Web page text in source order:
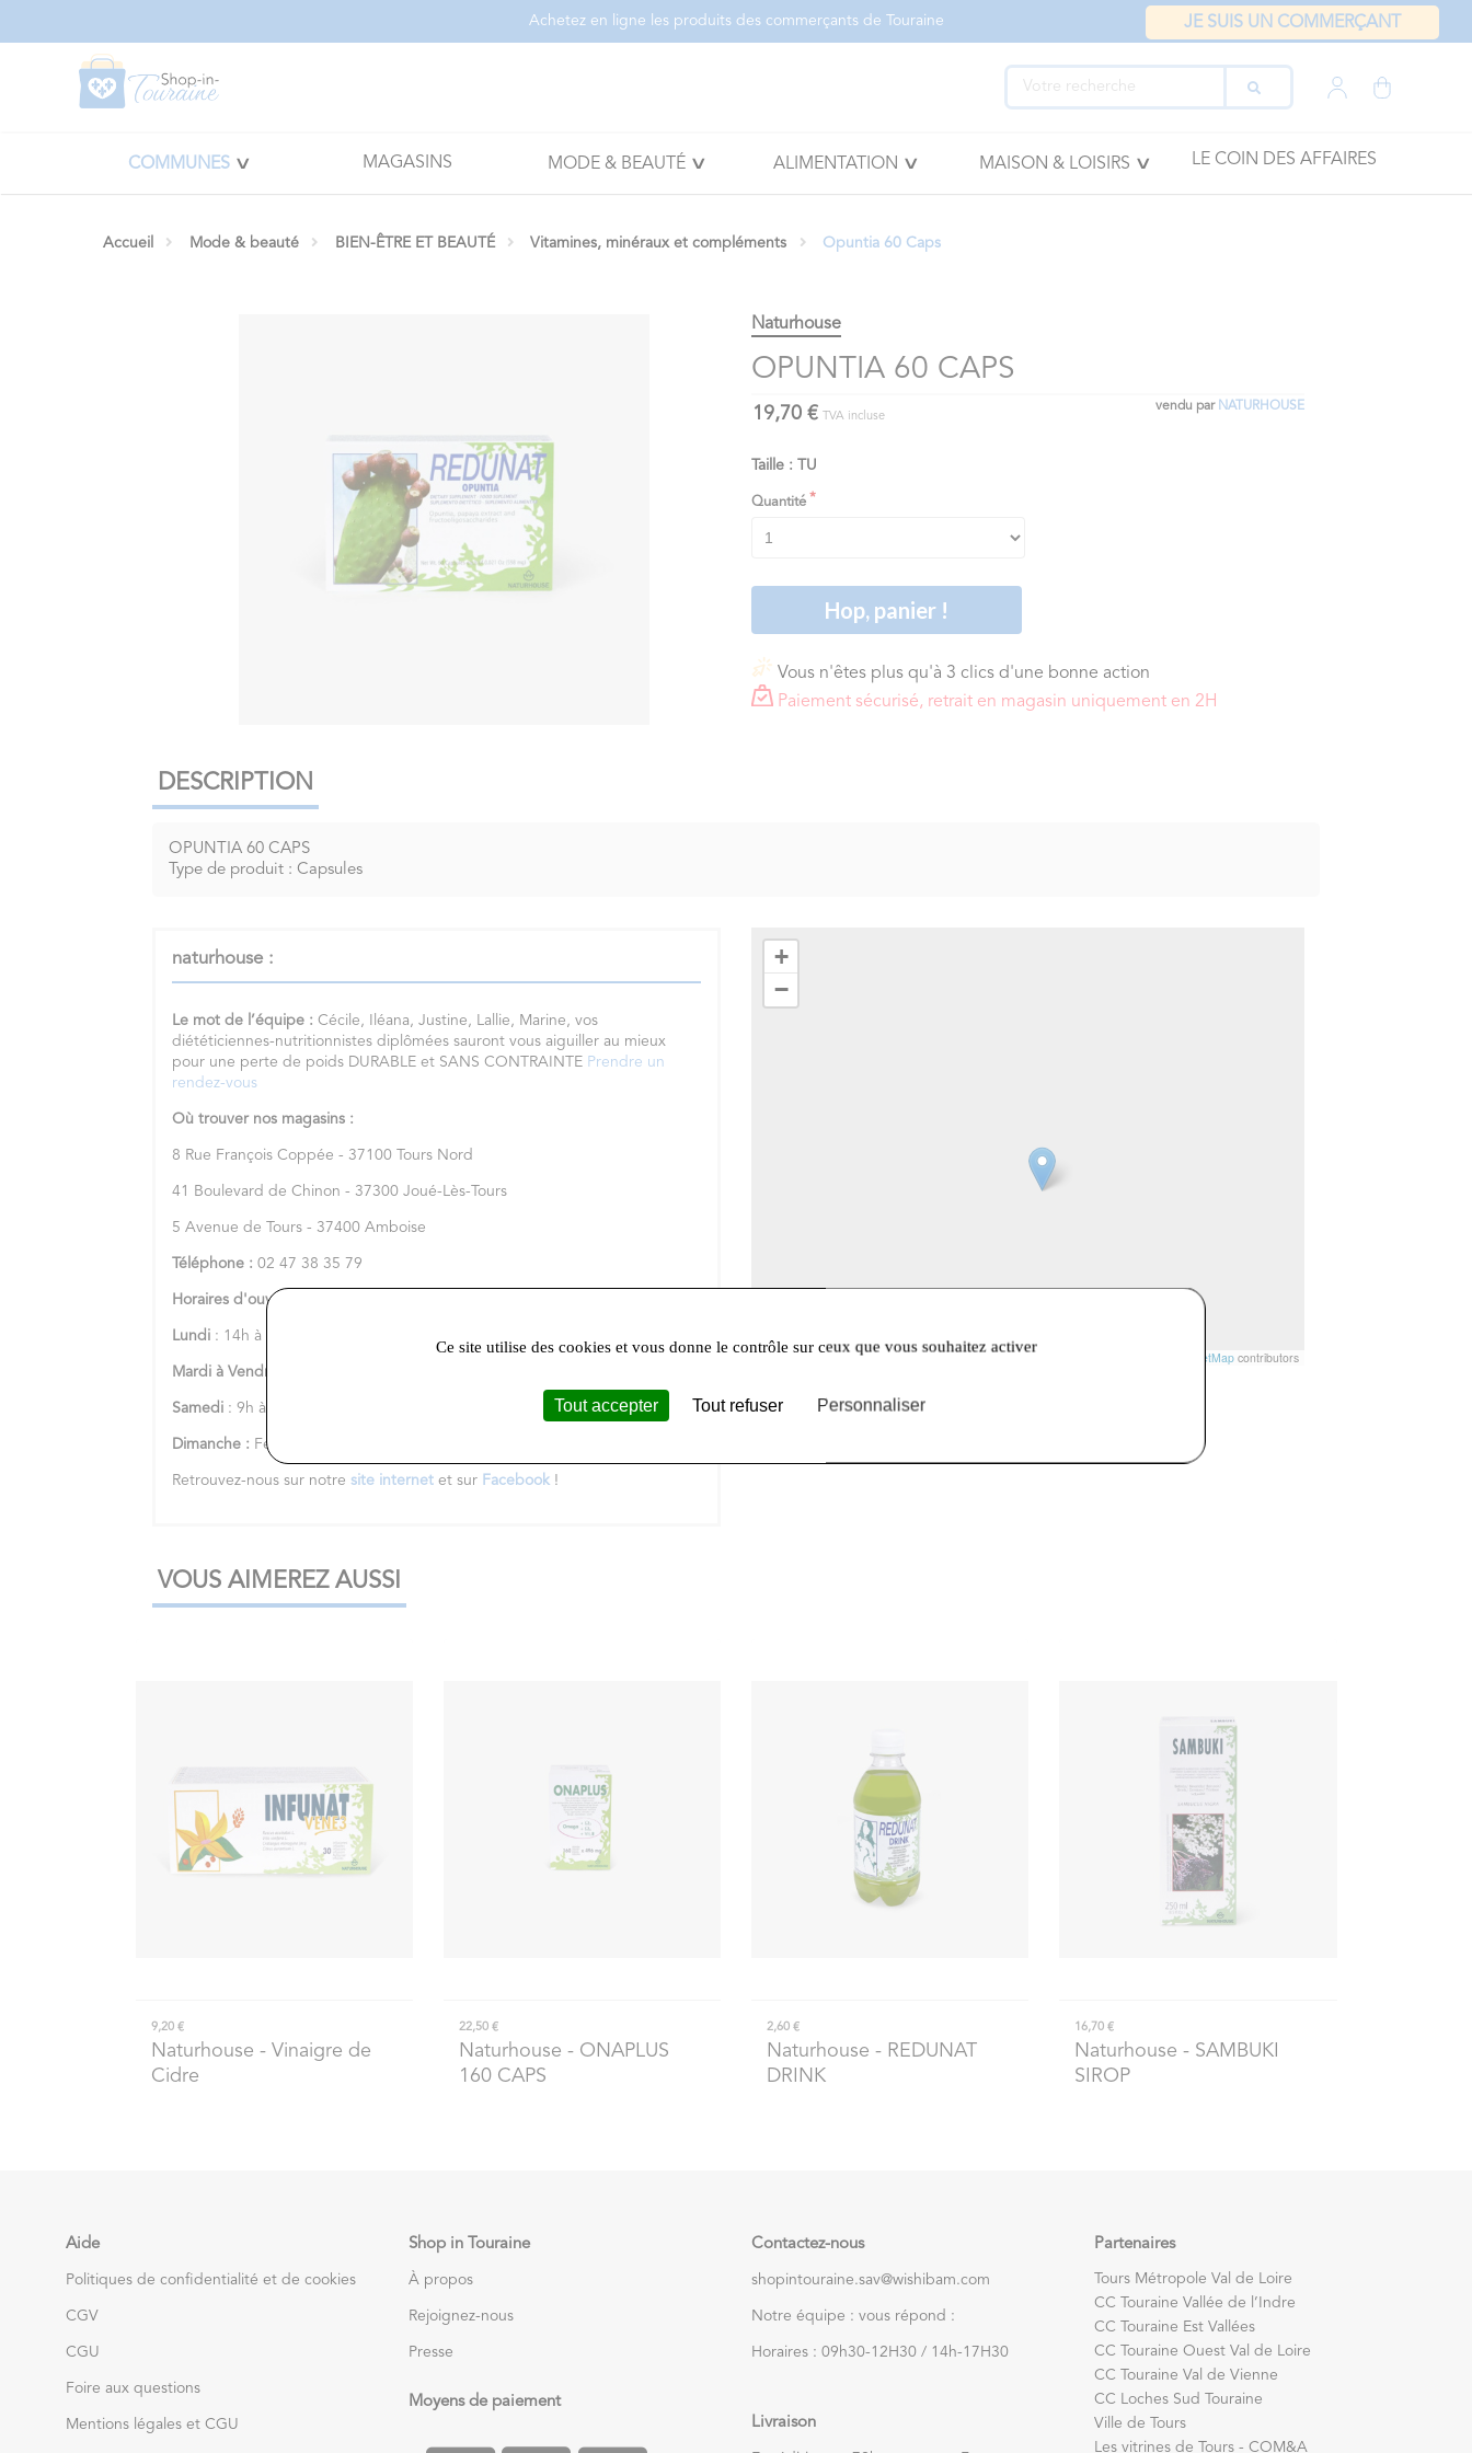
Achetez en ligne les produits des commerçants de Touraine JE SUIS UN COMMERÇANT
COMMUNES MAGASINS MODE & BEAUTÉ ALIMENTATION MAISON & LOISIRS LE COIN DES AFFAIRES
Accueil Mode & beauté BIEN-ÊTRE ET BEAUTÉ Vitamines, minéraux et compléments Opuntia 60 Caps
Naturhouse
OPUNTIA 60 CAPS
vendu par NATURHOUSE
19,70 € TVA incluse
Taille : TU
Quantité
Hop, panier !
Vous n'êtes plus qu'à 3 clics d'une bonne action
Paiement sécurisé, retrait en magasin uniquement en 2H
DESCRIPTION
OPUNTIA 60 CAPS
Type de produit : Capsules
naturhouse :
Le mot de l’équipe : Cécile, Iléana, Justine, Lallie, Marine, vos
diététiciennes-nutritionnistes diplômées sauront vous aiguiller au mieux
pour une perte de poids DURABLE et SANS CONTRAINTE Prendre un
rendez-vous
Où trouver nos magasins :
8 Rue François Coppée - 37100 Tours Nord
41 Boulevard de Chinon - 37300 Joué-Lès-Tours
5 Avenue de Tours - 37400 Amboise
Téléphone :02 47 38 35 79
Horaires d'ouverture :
Lundi : 14h à 18h
Mardi à Vendredi
Samedi : 9h à 13h
Dimanche : Fermé
Retrouvez-nous sur notresite internet et sur Facebook !
+
−
Leaflet |© Openstreetmap France | © OpenStreetMapcontributors
VOUS AIMEREZ AUSSI
9,20 €
Naturhouse - Vinaigre de
Cidre
22,50 €
Naturhouse - ONAPLUS
160 CAPS
2,60 €
Naturhouse - REDUNAT
DRINK
16,70 €
Naturhouse - SAMBUKI
SIROP
Aide
Politiques de confidentialité et de cookies
CGV
CGU
Foire aux questions
Mentions légales et CGU
Shop in Touraine
À propos
Rejoignez-nous
Presse
Moyens de paiement
Contactez-nous
shopintouraine.sav@wishibam.com
Notre équipe : vous répond :
Horaires : 09h30-12H30 / 14h-17H30
Livraison
Partenaires
Tours Métropole Val de Loire
CC Touraine Vallée de l’Indre
CC Touraine Est Vallées
CC Touraine Ouest Val de Loire
CC Touraine Val de Vienne
CC Loches Sud Touraine
Ville de Tours
Les vitrines de Tours - COM&A
Ce site utilise des cookies et vous donne le contrôle sur ceux que vous souhaitez activer
Tout accepter Tout refuser Personnaliser